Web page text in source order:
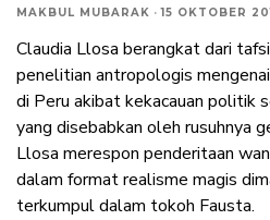
MAKBUL MUBARAK · 15 OKTOBER
Claudia Llosa berangkat dari
penelitian antropologis
di Peru akibat kekacauan politik
yang disebabkan oleh rusuhnya
Llosa merespon penderitaan
dalam format realisme magis
terkumpul dalam tokoh Fausta.